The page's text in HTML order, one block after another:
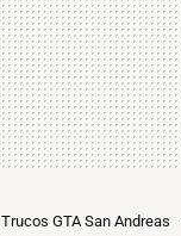
Trucos GTA San Andreas